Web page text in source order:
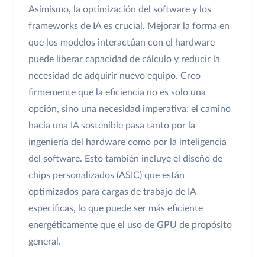
Asimismo, la optimización del software y los
frameworks de IA es crucial. Mejorar la forma en
que los modelos interactúan con el hardware
puede liberar capacidad de cálculo y reducir la
necesidad de adquirir nuevo equipo. Creo
firmemente que la eficiencia no es solo una
opción, sino una necesidad imperativa; el camino
hacia una IA sostenible pasa tanto por la
ingeniería del hardware como por la inteligencia
del software. Esto también incluye el diseño de
chips personalizados (ASIC) que están
optimizados para cargas de trabajo de IA
específicas, lo que puede ser más eficiente
energéticamente que el uso de GPU de propósito
general.